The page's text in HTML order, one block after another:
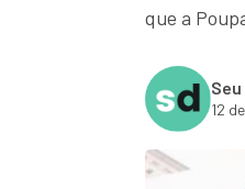
que a
12